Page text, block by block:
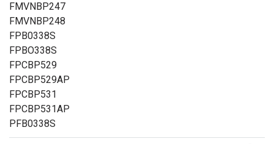
FMVNBP247
FMVNBP248
FPB0338S
FPBO338S
FPCBP529
FPCBP529AP
FPCBP531
FPCBP531AP
PFB0338S